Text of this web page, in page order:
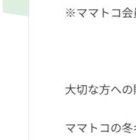
※ママトコ会
大切な方へ
ママトコの冬